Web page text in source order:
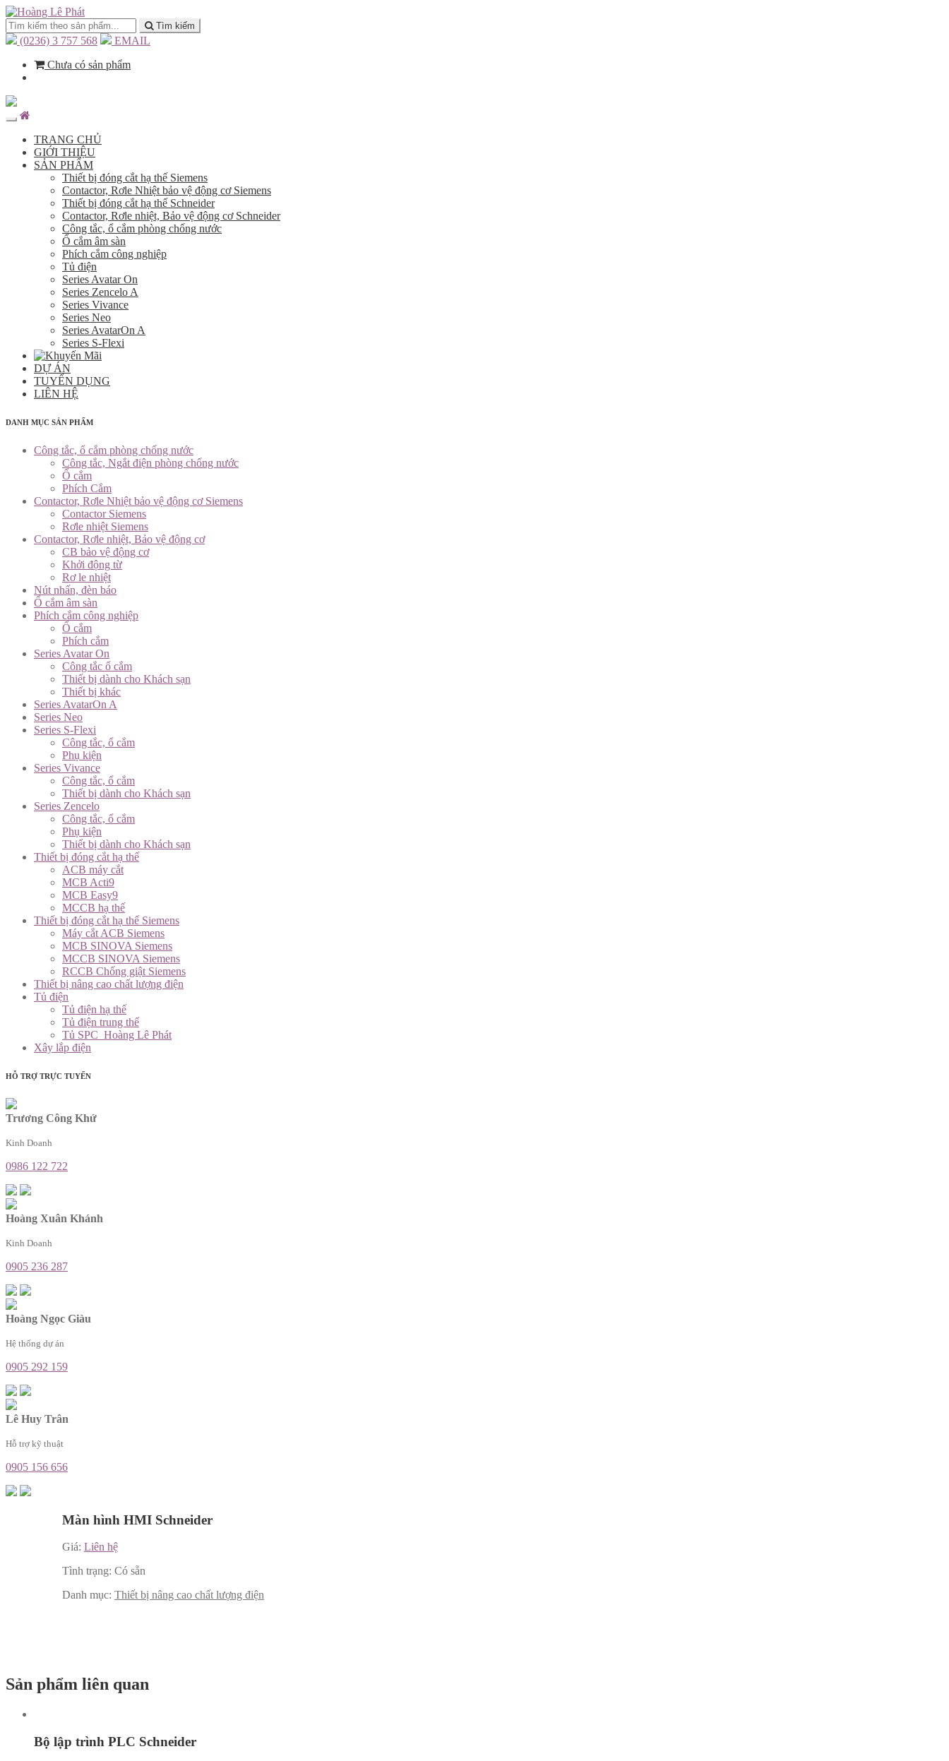
Tìm kiếm
(0236) 3 757 568
EMAIL
Chưa có sản phẩm
TRANG CHỦ
GIỚI THIỆU
SẢN PHẨM
Thiết bị đóng cắt hạ thế Siemens
Contactor, Rơle Nhiệt bảo vệ động cơ Siemens
Thiết bị đóng cắt hạ thế Schneider
Contactor, Rơle nhiệt, Bảo vệ động cơ Schneider
Công tắc, ổ cắm phòng chống nước
Ổ cắm âm sàn
Phích cắm công nghiệp
Tủ điện
Series Avatar On
Series Zencelo A
Series Vivance
Series Neo
Series AvatarOn A
Series S-Flexi
DỰ ÁN
TUYỂN DỤNG
LIÊN HỆ
DANH MỤC SẢN PHẨM
Công tắc, ổ cắm phòng chống nước
Công tắc, Ngắt điện phòng chống nước
Ổ cắm
Phích Cắm
Contactor, Rơle Nhiệt bảo vệ động cơ Siemens
Contactor Siemens
Rơle nhiệt Siemens
Contactor, Rơle nhiệt, Bảo vệ động cơ
CB bảo vệ động cơ
Khởi động từ
Rơ le nhiệt
Nút nhấn, đèn báo
Ổ cắm âm sàn
Phích cắm công nghiệp
Ổ cắm
Phích cắm
Series Avatar On
Công tắc ổ cắm
Thiết bị dành cho Khách sạn
Thiết bị khác
Series AvatarOn A
Series Neo
Series S-Flexi
Công tắc, ổ cắm
Phụ kiện
Series Vivance
Công tắc, ổ cắm
Thiết bị dành cho Khách sạn
Series Zencelo
Công tắc, ổ cắm
Phụ kiện
Thiết bị dành cho Khách sạn
Thiết bị đóng cắt hạ thế
ACB máy cắt
MCB Acti9
MCB Easy9
MCCB hạ thế
Thiết bị đóng cắt hạ thế Siemens
Máy cắt ACB Siemens
MCB SINOVA Siemens
MCCB SINOVA Siemens
RCCB Chống giật Siemens
Thiết bị nâng cao chất lượng điện
Tủ điện
Tủ điện hạ thế
Tủ điện trung thế
Tủ SPC_Hoàng Lê Phát
Xây lắp điện
HỖ TRỢ TRỰC TUYẾN
Trương Công Khứ
Kinh Doanh
0986 122 722
Hoàng Xuân Khánh
Kinh Doanh
0905 236 287
Hoàng Ngọc Giàu
Hệ thống dự án
0905 292 159
Lê Huy Trân
Hỗ trợ kỹ thuật
0905 156 656
Màn hình HMI Schneider
Giá: Liên hệ
Tình trạng: Có sẵn
Danh mục: Thiết bị nâng cao chất lượng điện
Sản phẩm liên quan
Bộ lập trình PLC Schneider